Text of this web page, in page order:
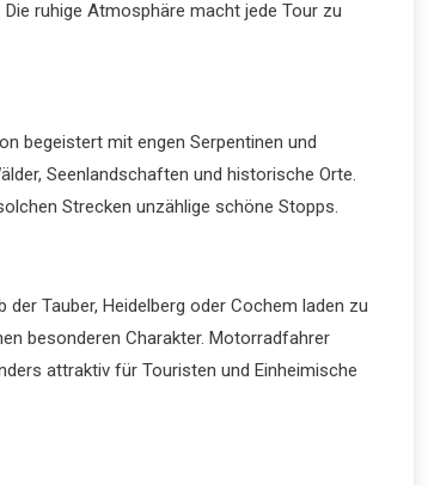
ruhige Atmosphäre macht jede Tour zu
begeistert mit engen Serpentinen und
Seenlandschaften und historische Orte.
Strecken unzählige schöne Stopps.
Tauber, Heidelberg oder Cochem laden zu
besonderen Charakter. Motorradfahrer
attraktiv für Touristen und Einheimische